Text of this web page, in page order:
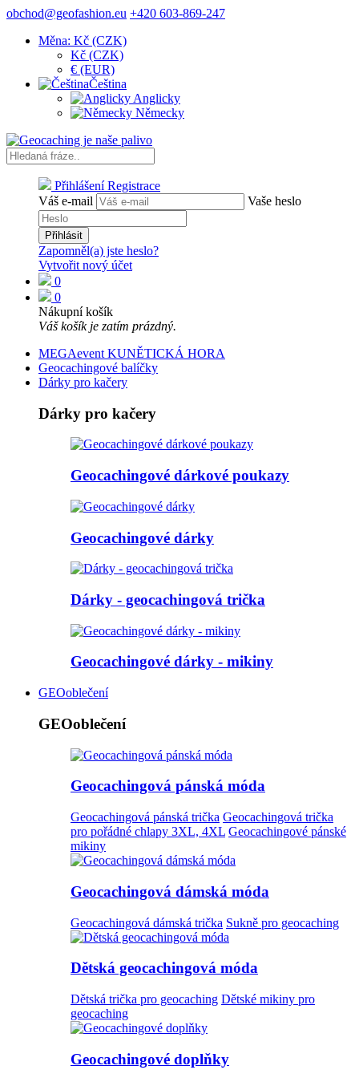
obchod@geofashion.eu +420 603-869-247
Měna: Kč (CZK)
Kč (CZK)
€ (EUR)
Čeština
Anglicky
Německy
Přihlášení Registrace
Váš e-mail
Vaše heslo
Přihlásit
Zapomněl(a) jste heslo?
Vytvořit nový účet
0
0
Nákupní košík
Váš košík je zatím prázdný.
MEGAevent KUNĚTICKÁ HORA
Geocachingové balíčky
Dárky pro kačery
Dárky pro kačery
Geocachingové dárkové poukazy
Geocachingové dárky
Dárky - geocachingová trička
Geocachingové dárky - mikiny
GEOoblečení
GEOoblečení
Geocachingová pánská móda
Geocachingová pánská trička Geocachingová trička
pro pořádné chlapy 3XL, 4XL Geocachingové pánské
mikiny
Geocachingová dámská móda
Geocachingová dámská trička Sukně pro geocaching
Dětská geocachingová móda
Dětská trička pro geocaching Dětské mikiny pro
geocaching
Geocachingové doplňky